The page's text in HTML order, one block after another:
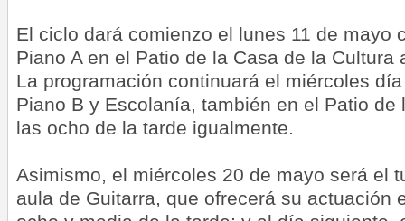
El ciclo dará comienzo el lunes 11 de mayo
Piano A en el Patio de la Casa de la Cultura
La programación continuará el miércoles
Piano B y Escolanía, también en el Patio de
las ocho de la tarde igualmente.
Asimismo, el miércoles 20 de mayo será el
aula de Guitarra, que ofrecerá su actuación